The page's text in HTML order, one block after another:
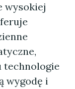
wysokiej
technologie
wygodę i